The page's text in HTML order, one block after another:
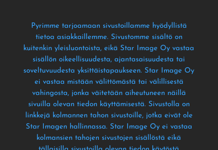
Pyrimme tarjoamaan sivustoillamme hyödyllistä
tietoa asiakkaillemme. Sivustomme sisältö on
kuitenkin yleisluontoista, eikä Star Image Oy vastaa
sisällön oikeellisuudesta, ajantasaisuudesta tai
soveltuvuudesta yksittäistapaukseen. Star Image Oy
ei vastaa mistään välittömästä tai välillisestä
vahingosta, jonka väitetään aiheutuneen näillä
sivuilla olevan tiedon käyttämisestä. Sivustolla on
linkkejä kolmannen tahon sivustoille, jotka eivät ole
Star Imagen hallinnassa. Star Image Oy ei vastaa
kolmansien tahojen sivustojen sisällöstä eikä